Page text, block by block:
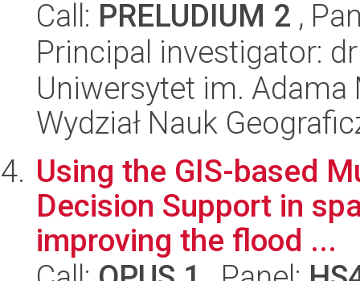
Call: PRELUDIUM 2 ,
Principal investigator:
Uniwersytet im.
Wydział Nauk
Using the GIS-based
Decision Support in
improving the flood ...